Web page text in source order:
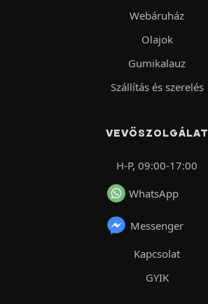
Webáruház
Olajok
Gumikalauz
Szállítás és szerelés
VEVŐSZOLGÁLAT
H-P, 09:00-17:00
WhatsApp
Messenger
Kapcsolat
GYIK